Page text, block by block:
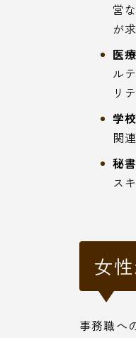
営
が
医
ル
リ
学
関
秘
ス
女
事務職へ